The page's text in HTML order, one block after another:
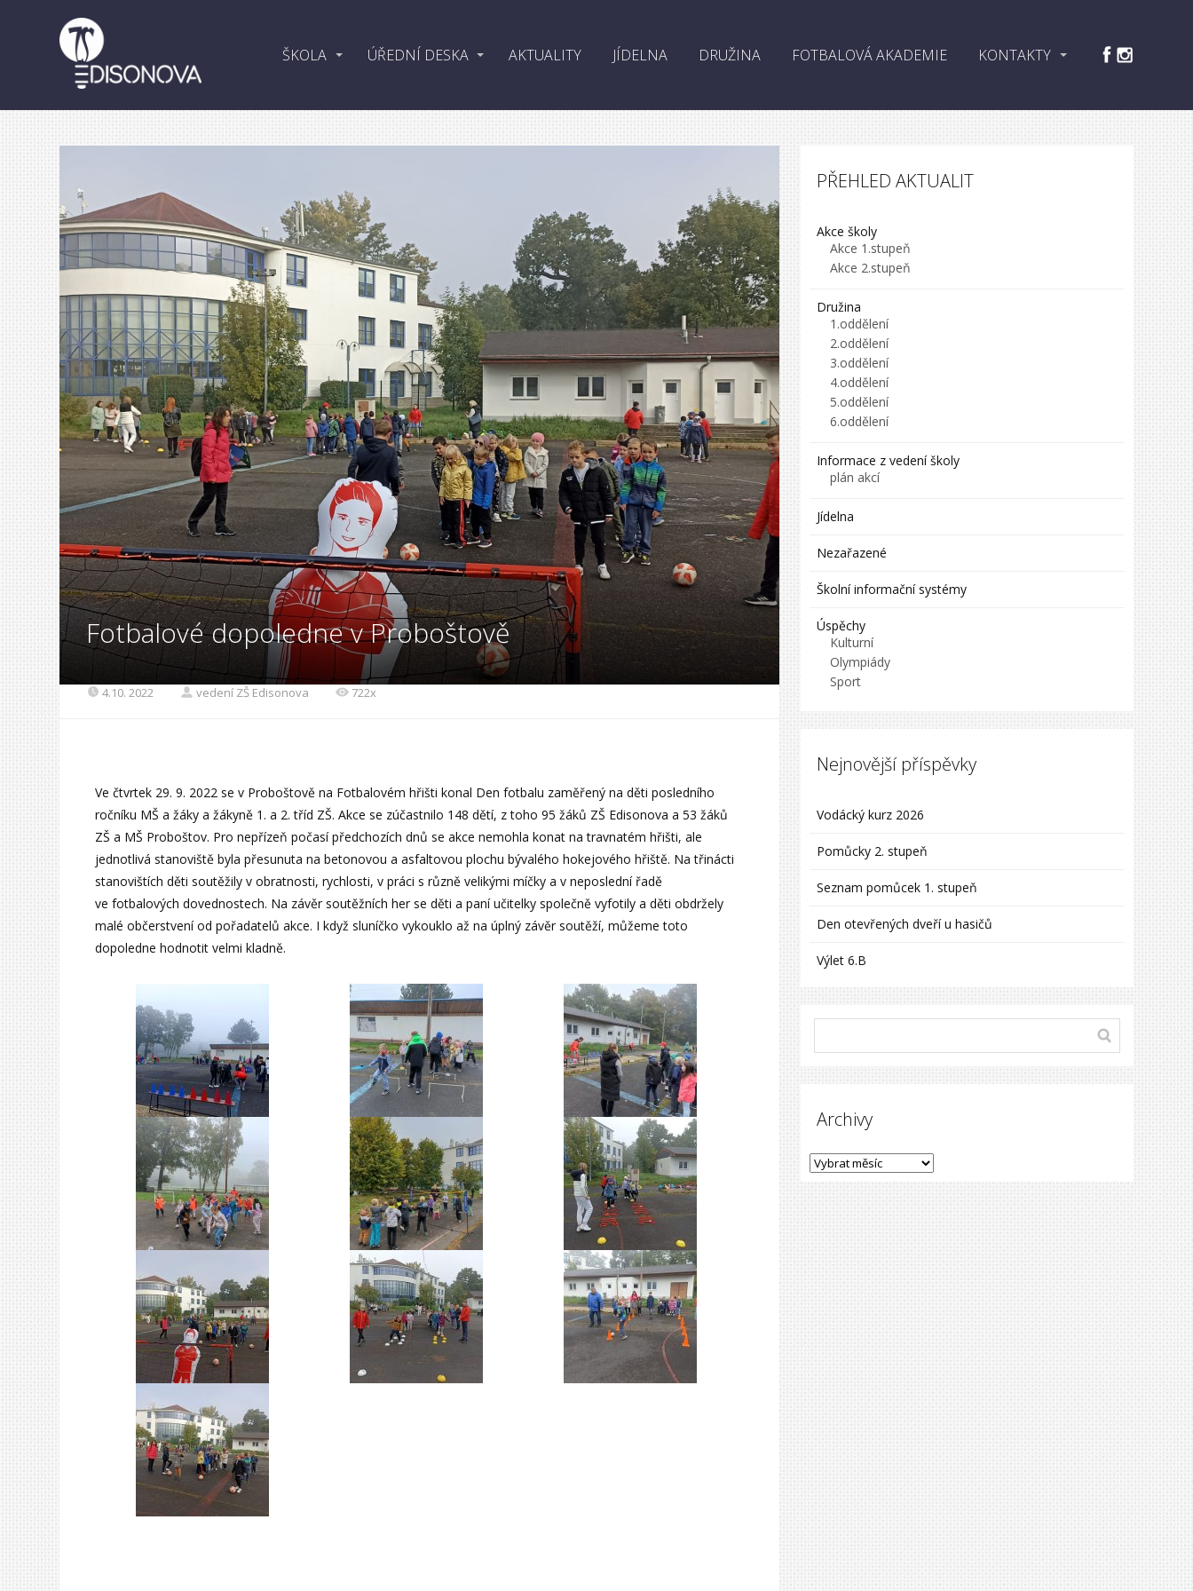
ŠKOLA ÚŘEDNÍ DESKA AKTUALITY JÍDELNA DRUŽINA FOTBALOVÁ AKADEMIE KONTAKTY
Fotbalové dopoledne v Proboštově
4.10. 2022 vedení ZŠ Edisonova 722x
Ve čtvrtek 29. 9. 2022 se v Proboštově na Fotbalovém hřišti konal Den fotbalu zaměřený na děti posledního
ročníku MŠ a žáky a žákyně 1. a 2. tříd ZŠ. Akce se zúčastnilo 148 dětí, z toho 95 žáků ZŠ Edisonova a 53 žáků
ZŠ a MŠ Proboštov. Pro nepřízeň počasí předchozích dnů se akce nemohla konat na travnatém hřišti, ale
jednotlivá stanoviště byla přesunuta na betonovou a asfaltovou plochu bývalého hokejového hřiště. Na třinácti
stanovištích děti soutěžily v obratnosti, rychlosti, v práci s různě velikými míčky a v neposlední řadě
ve fotbalových dovednostech. Na závěr soutěžních her se děti a paní učitelky společně vyfotily a děti obdržely
malé občerstvení od pořadatelů akce. I když sluníčko vykouklo až na úplný závěr soutěží, můžeme toto
dopoledne hodnotit velmi kladně.
PŘEHLED AKTUALIT
Akce školy
Akce 1.stupeň
Akce 2.stupeň
Družina
1.oddělení
2.oddělení
3.oddělení
4.oddělení
5.oddělení
6.oddělení
Informace z vedení školy
plán akcí
Jídelna
Nezařazené
Školní informační systémy
Úspěchy
Kulturní
Olympiády
Sport
Nejnovější příspěvky
Vodácký kurz 2026
Pomůcky 2. stupeň
Seznam pomůcek 1. stupeň
Den otevřených dveří u hasičů
Výlet 6.B
Archivy